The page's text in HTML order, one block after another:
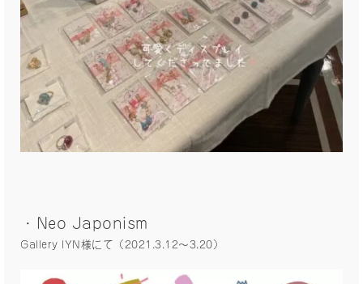
・Neo Japonism
Gallery IYN様にて（2021.3.12〜3.20）